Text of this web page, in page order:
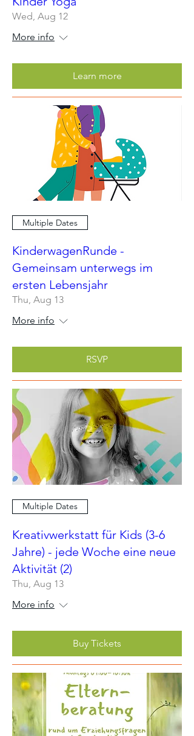
Wed, Aug 12
More info
Learn more
Multiple Dates
KinderwagenRunde -
Gemeinsam unterwegs im
ersten Lebensjahr
Thu, Aug 13
More info
RSVP
Multiple Dates
Kreativwerkstatt für Kids (3-6
Jahre) - jede Woche eine neue
Aktivität (2)
Thu, Aug 13
More info
Buy Tickets